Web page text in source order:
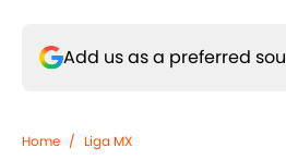
Add us as a preferred
Home / Liga MX